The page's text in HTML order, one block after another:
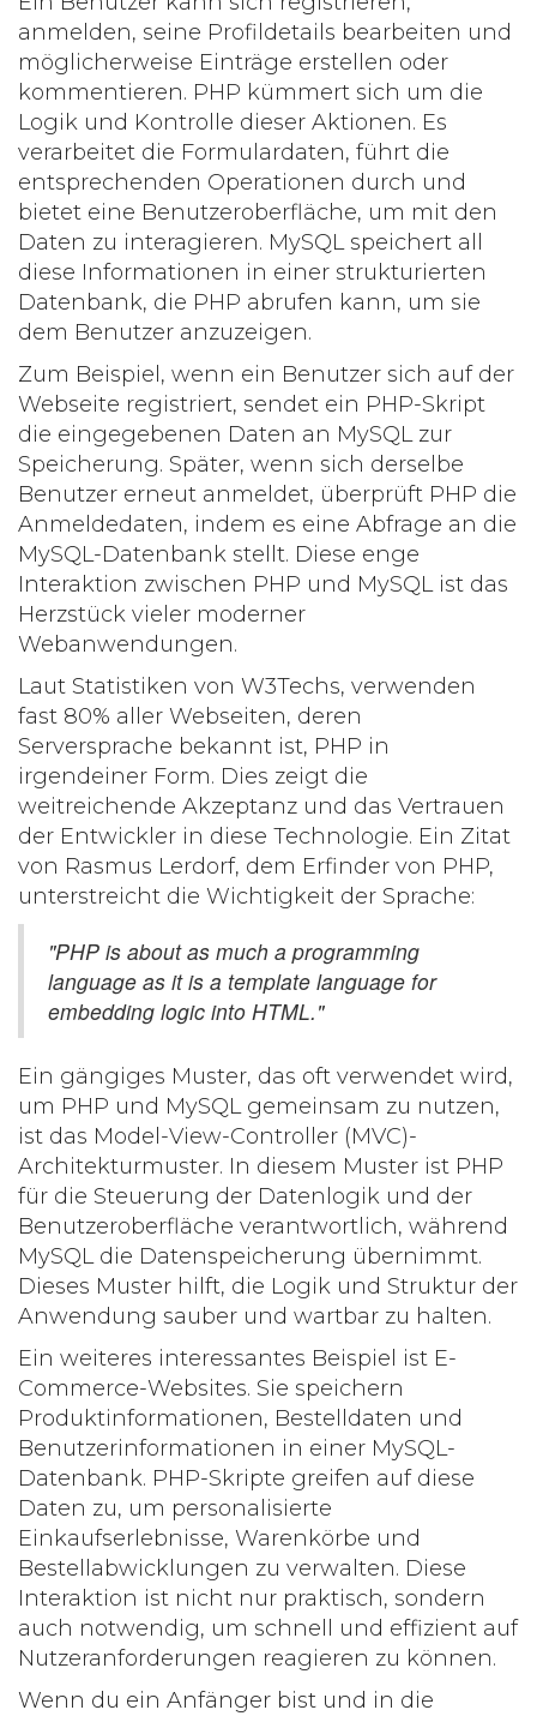
anmelden, seine Profildetails bearbeiten und
möglicherweise Einträge erstellen oder
kommentieren. PHP kümmert sich um die
Logik und Kontrolle dieser Aktionen. Es
verarbeitet die Formulardaten, führt die
entsprechenden Operationen durch und
bietet eine Benutzeroberfläche, um mit den
Daten zu interagieren. MySQL speichert all
diese Informationen in einer strukturierten
Datenbank, die PHP abrufen kann, um sie
dem Benutzer anzuzeigen.
Zum Beispiel, wenn ein Benutzer sich auf der
Webseite registriert, sendet ein PHP-Skript
die eingegebenen Daten an MySQL zur
Speicherung. Später, wenn sich derselbe
Benutzer erneut anmeldet, überprüft PHP die
Anmeldedaten, indem es eine Abfrage an die
MySQL-Datenbank stellt. Diese enge
Interaktion zwischen PHP und MySQL ist das
Herzstück vieler moderner
Webanwendungen.
Laut Statistiken von W3Techs, verwenden
fast 80% aller Webseiten, deren
Serversprache bekannt ist, PHP in
irgendeiner Form. Dies zeigt die
weitreichende Akzeptanz und das Vertrauen
der Entwickler in diese Technologie. Ein Zitat
von Rasmus Lerdorf, dem Erfinder von PHP,
unterstreicht die Wichtigkeit der Sprache:
"PHP is about as much a programming
language as it is a template language for
embedding logic into HTML."
Ein gängiges Muster, das oft verwendet wird,
um PHP und MySQL gemeinsam zu nutzen,
ist das Model-View-Controller (MVC)-
Architekturmuster. In diesem Muster ist PHP
für die Steuerung der Datenlogik und der
Benutzeroberfläche verantwortlich, während
MySQL die Datenspeicherung übernimmt.
Dieses Muster hilft, die Logik und Struktur der
Anwendung sauber und wartbar zu halten.
Ein weiteres interessantes Beispiel ist E-
Commerce-Websites. Sie speichern
Produktinformationen, Bestelldaten und
Benutzerinformationen in einer MySQL-
Datenbank. PHP-Skripte greifen auf diese
Daten zu, um personalisierte
Einkaufserlebnisse, Warenkörbe und
Bestellabwicklungen zu verwalten. Diese
Interaktion ist nicht nur praktisch, sondern
auch notwendig, um schnell und effizient auf
Nutzeranforderungen reagieren zu können.
Wenn du ein Anfänger bist und in die